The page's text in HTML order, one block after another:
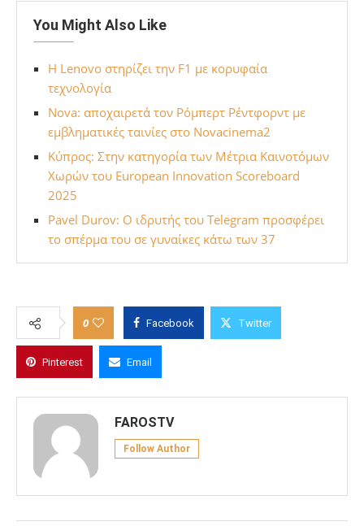
You Might Also Like
Η Lenovo στηρίζει την F1 με κορυφαία
τεχνολογία
Nova: αποχαιρετά τον Ρόμπερτ Ρέντφορντ με
εμβληματικές ταινίες στο Novacinema2
Κύπρος: Στην κατηγορία των Μέτρια Καινοτόμων
Χωρών του European Innovation Scoreboard
2025
Pavel Durov: Ο ιδρυτής του Telegram προσφέρει
το σπέρμα του σε γυναίκες κάτω των 37
0 Facebook Twitter
Pinterest Email
FAROSTV
Follow Author